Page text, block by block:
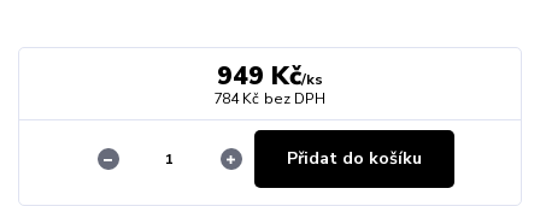
949 Kč/ks
784 Kč bez DPH
Přidat do košíku